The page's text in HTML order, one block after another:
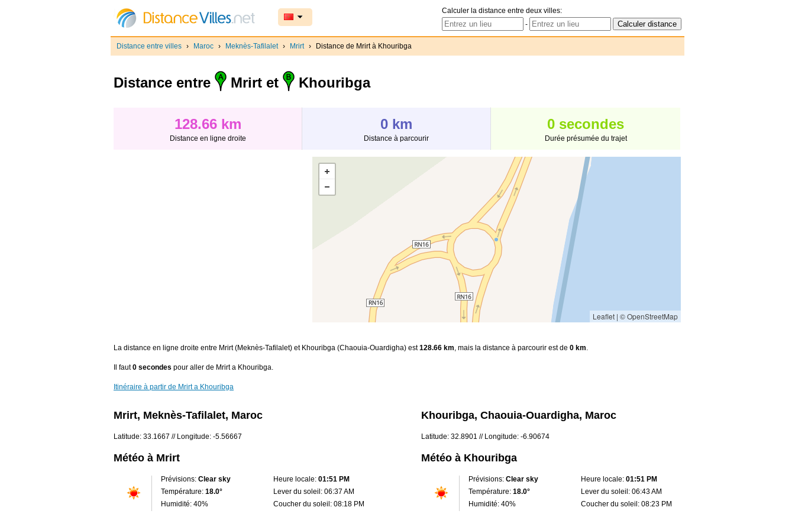
Calculer la distance entre deux villes:
-
Distance entre villes › Maroc › Meknès-Tafilalet › Mrirt › Distance de Mrirt à Khouribga
Distance entre Mrirt et Khouribga
128.66 km
Distance en ligne droite
0 km
Distance à parcourir
0 secondes
Durée présumée du trajet
Leaflet | © OpenStreetMap
La distance en ligne droite entre Mrirt (Meknès-Tafilalet) et Khouribga (Chaouia-Ouardigha) est128.66 km, mais la distance à parcourir est de 0 km.
Il faut0 secondes pour aller de Mrirt a Khouribga.
Itinéraire à partir de Mrirt a Khouribga
Mrirt, Meknès-Tafilalet, Maroc
Latitude: 33.1667 // Longitude: -5.56667
Météo à Mrirt
Prévisions: Clear sky
Température: 18.0°
Humidité: 40%
Heure locale: 01:51 PM
Lever du soleil: 06:37 AM
Coucher du soleil: 08:18 PM
Khouribga, Chaouia-Ouardigha, Maroc
Latitude: 32.8901 // Longitude: -6.90674
Météo à Khouribga
Prévisions: Clear sky
Température: 18.0°
Humidité: 40%
Heure locale: 01:51 PM
Lever du soleil: 06:43 AM
Coucher du soleil: 08:23 PM